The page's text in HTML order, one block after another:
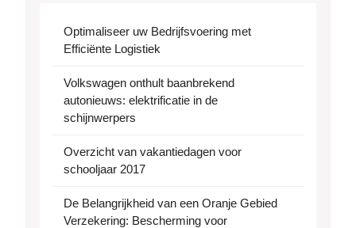
Optimaliseer uw Bedrijfsvoering met
Efficiënte Logistiek
Volkswagen onthult baanbrekend
autonieuws: elektrificatie in de
schijnwerpers
Overzicht van vakantiedagen voor
schooljaar 2017
De Belangrijkheid van een Oranje Gebied
Verzekering: Bescherming voor